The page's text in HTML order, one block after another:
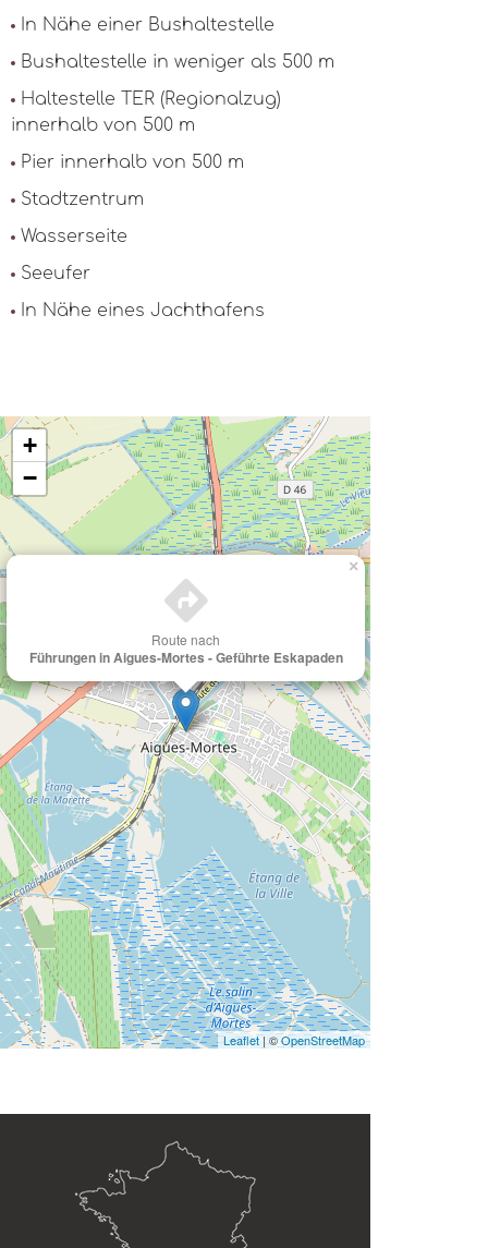
In Nähe einer Bushaltestelle
Bushaltestelle in weniger als 500 m
Haltestelle TER (Regionalzug)
innerhalb von 500 m
Pier innerhalb von 500 m
Stadtzentrum
Wasserseite
Seeufer
In Nähe eines Jachthafens
Route nach
Führungen in Aigues-Mortes - Geführte Eskapaden
×
+
−
Leaflet| ©OpenStreetMap